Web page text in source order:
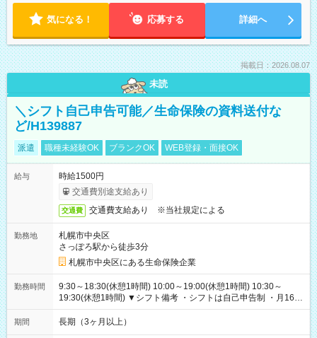
気になる！ 応募する 詳細へ
掲載日：2026.08.07
未読
＼シフト自己申告可能／生命保険の資料送付な
ど/H139887
派遣 職種未経験OK ブランクOK WEB登録・面接OK
給与
時給1500円
交通費別途支給あり
交通費 交通費支給あり ※当社規定による
勤務地
札幌市中央区
さっぽろ駅から徒歩3分
札幌市中央区にある生命保険企業
勤務時間
9:30～18:30(休憩1時間) 10:00～19:00(休憩1時間) 10:30～
19:30(休憩1時間) ▼シフト備考 ・シフトは自己申告制 ・月160
時間の出勤必須
期間 長期（3ヶ月以上）